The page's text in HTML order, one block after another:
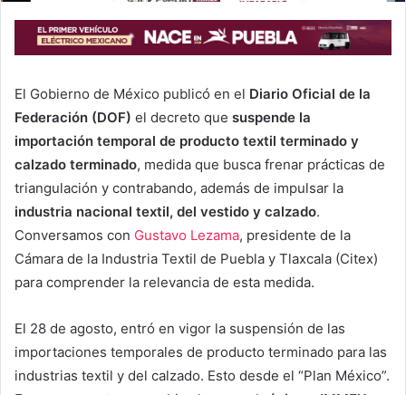
El Gobierno de México publicó en el Diario Oficial de la
Federación (DOF) el decreto que suspende la
importación temporal de producto textil terminado y
calzado terminado, medida que busca frenar prácticas de
triangulación y contrabando, además de impulsar la
industria nacional textil, del vestido y calzado.
Conversamos con Gustavo Lezama, presidente de la
Cámara de la Industria Textil de Puebla y Tlaxcala (Citex)
para comprender la relevancia de esta medida.
El 28 de agosto, entró en vigor la suspensión de las
importaciones temporales de producto terminado para las
industrias textil y del calzado. Esto desde el “Plan México”.